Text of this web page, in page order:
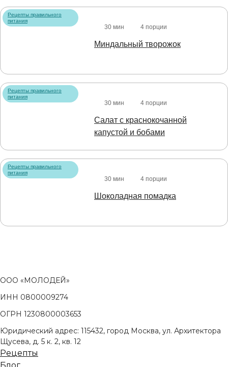
Рецепты правильного
питания
30 мин 4 порции
Миндальный творожок
Рецепты правильного
питания
30 мин 4 порции
Салат с краснокочанной
капустой и бобами
Рецепты правильного
питания
30 мин 4 порции
Шоколадная помадка
ООО «МОЛОДЕЙ»
ИНН 0800009274
ОГРН 1230800003653
Юридический адрес: 115432, город Москва, ул. Архитектора
Щусева, д. 5 к. 2, кв. 12
Рецепты